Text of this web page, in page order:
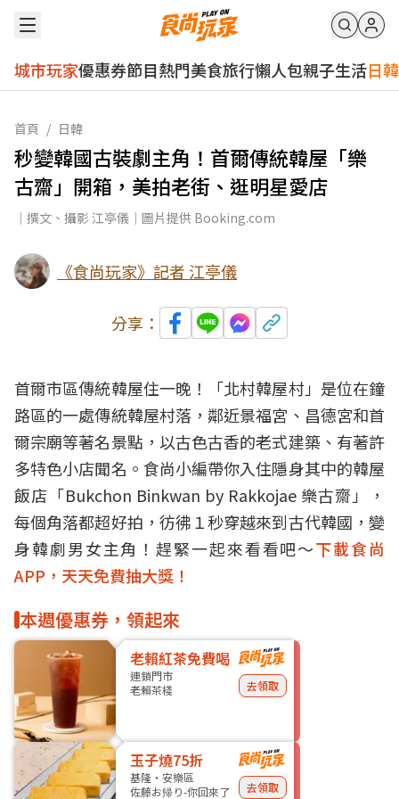
城市玩家優惠券節目熱門美食旅行懶人包親子生活日韓
首頁 / 日韓
秒變韓國古裝劇主角！首爾傳統韓屋「樂
古齋」開箱，美拍老街、逛明星愛店
｜撰文、攝影 江亭儀｜圖片提供 Booking.com
《食尚玩家》記者 江亭儀
分享：
首爾市區傳統韓屋住一晚！「北村韓屋村」是位在鐘
路區的一處傳統韓屋村落，鄰近景福宮、昌德宮和首
爾宗廟等著名景點，以古色古香的老式建築、有著許
多特色小店聞名。食尚小編帶你入住隱身其中的韓屋
飯店「Bukchon Binkwan by Rakkojae 樂古齋」，
每個角落都超好拍，彷彿１秒穿越來到古代韓國，變
身韓劇男女主角！趕緊一起來看看吧～下載食尚
APP，天天免費抽大獎！
本週優惠券，領起來
老賴紅茶免費喝
連鎖門市
老賴茶棧
去領取
玉子燒75折
基隆・安樂區
佐藤お帰り-你回來了
去領取